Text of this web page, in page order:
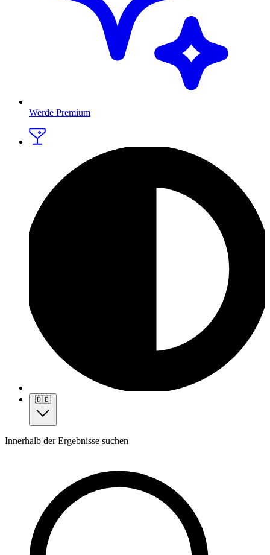
Werde Premium
🇩🇪
Innerhalb der Ergebnisse suchen